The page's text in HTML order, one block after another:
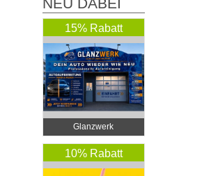
NEU DABEI
15% Rabatt
Glanzwerk
Autoreinigung
10% Rabatt